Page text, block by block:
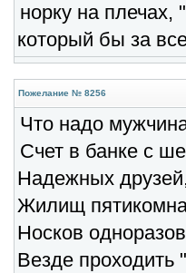
норку на плечах,
который бы за
Пожелание № 8256
Что надо
Счет в банке с
Надежных
Жилищ
Носков
Везде проходить